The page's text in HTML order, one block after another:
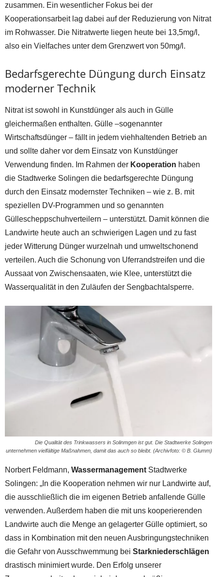
zusammen. Ein wesentlicher Fokus bei der
Kooperationsarbeit lag dabei auf der Reduzierung von Nitrat
im Rohwasser. Die Nitratwerte liegen heute bei 13,5mg/l,
also ein Vielfaches unter dem Grenzwert von 50mg/l.
Bedarfsgerechte Düngung durch Einsatz
moderner Technik
Nitrat ist sowohl in Kunstdünger als auch in Gülle
gleichermaßen enthalten. Gülle –sogenannter
Wirtschaftsdünger – fällt in jedem viehhaltenden Betrieb an
und sollte daher vor dem Einsatz von Kunstdünger
Verwendung finden. Im Rahmen der Kooperation haben
die Stadtwerke Solingen die bedarfsgerechte Düngung
durch den Einsatz modernster Techniken – wie z. B. mit
speziellen DV-Programmen und so genannten
Güllescheppschuhverteilern – unterstützt. Damit können die
Landwirte heute auch an schwierigen Lagen und zu fast
jeder Witterung Dünger wurzelnah und umweltschonend
verteilen. Auch die Schonung von Uferrandstreifen und die
Aussaat von Zwischensaaten, wie Klee, unterstützt die
Wasserqualität in den Zuläufen der Sengbachtalsperre.
Die Qualität des Trinkwassers in Solinmgen ist gut. Die Stadtwerke Solingen
unternehmen vielfältige Maßnahmen, damit das auch so bleibt. (Archivfoto: © B. Glumm)
Norbert Feldmann, Wassermanagement Stadtwerke
Solingen: „In die Kooperation nehmen wir nur Landwirte auf,
die ausschließlich die im eigenen Betrieb anfallende Gülle
verwenden. Außerdem haben die mit uns kooperierenden
Landwirte auch die Menge an gelagerter Gülle optimiert, so
dass in Kombination mit den neuen Ausbringungstechniken
die Gefahr von Ausschwemmung bei Starkniederschlägen
drastisch minimiert wurde. Den Erfolg unserer